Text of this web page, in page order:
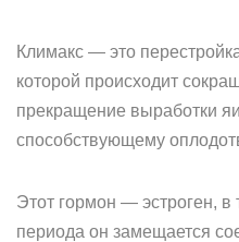
Климакс — это
которой происходит
прекращение выработки
способствующему
Этот гормон — эстроген, в
периода он замещается